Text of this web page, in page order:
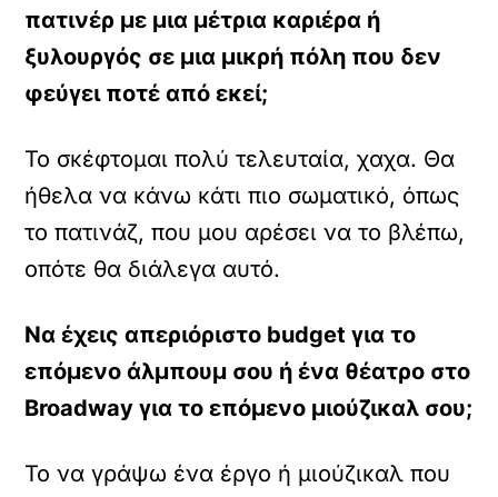
πατινέρ με μια μέτρια καριέρα ή
ξυλουργός σε μια μικρή πόλη που δεν
φεύγει ποτέ από εκεί;
Το σκέφτομαι πολύ τελευταία, χαχα. Θα
ήθελα να κάνω κάτι πιο σωματικό, όπως
το πατινάζ, που μου αρέσει να το βλέπω,
οπότε θα διάλεγα αυτό.
Να έχεις απεριόριστο budget για το
επόμενο άλμπουμ σου ή ένα θέατρο στο
Broadway για το επόμενο μιούζικαλ σου;
Το να γράψω ένα έργο ή μιούζικαλ που